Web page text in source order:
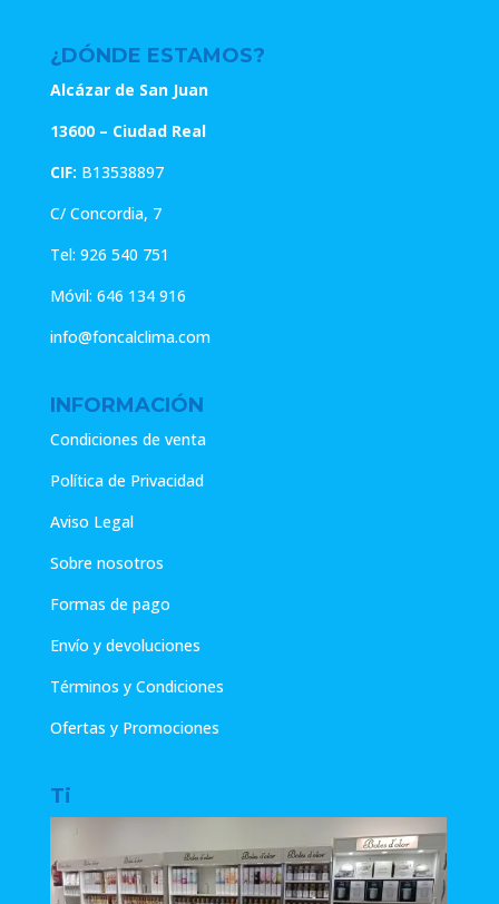
¿DÓNDE ESTAMOS?
Alcázar de San Juan
13600 – Ciudad Real
CIF: B13538897
C/ Concordia, 7
Tel: 926 540 751
Móvil: 646 134 916
info@foncalclima.com
INFORMACIÓN
Condiciones de venta
Política de Privacidad
Aviso Legal
Sobre nosotros
Formas de pago
Envío y devoluciones
Términos y Condiciones
Ofertas y Promociones
Ti